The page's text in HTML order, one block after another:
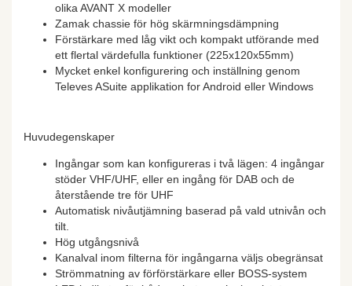
olika AVANT X modeller
Zamak chassie för hög skärmningsdämpning
Förstärkare med låg vikt och kompakt utförande med
ett flertal värdefulla funktioner (225x120x55mm)
Mycket enkel konfigurering och inställning genom
Televes ASuite applikation for Android eller Windows
Huvudegenskaper
Ingångar som kan konfigureras i två lägen: 4 ingångar
stöder VHF/UHF, eller en ingång för DAB och de
återstående tre för UHF
Automatisk nivåutjämning baserad på vald utnivån och
tilt.
Hög utgångsnivå
Kanalval inom filterna för ingångarna väljs obegränsat
Strömmatning av förförstärkare eller BOSS-system